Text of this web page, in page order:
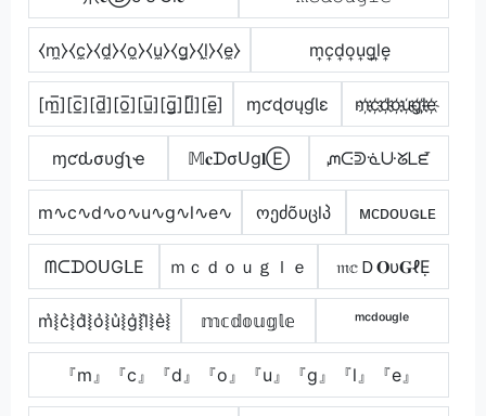
⧼m̼⧽⧼c̼⧽⧼d̼⧽⧼o̼⧽⧼u̼⧽⧼g̼⧽⧼l̼⧽⧼e̼⧽ m͎c͎d͎o͎u͎g͎l͎e͎
[m̲̅][c̲̅][d̲̅][o̲̅][u̲̅][g̲̅][l̲̅][e̲̅] ɱƈɖơųɠƖɛ m҉c҉d҉o҉u҉g҉l҉e҉
ɱƈԃσυɠʅҽ 𝕄𝐜ᗪσᑌg𝐥Ⓔ ᘻᑢᕲᓍᑘᘜᒪᘿ
m∿c∿d∿o∿u∿g∿l∿e∿ ოეძõυცlპ ᴍᴄᴅᴏᴜɢʟᴇ
ᗰᑕᗪOᑌGᒪE ｍｃｄｏｕｇｌｅ 𝔪𝕔Ｄ𝐎υ𝐆ℓẸ
m͛⦚c͛⦚d͛⦚o͛⦚u͛⦚g͛⦚l͛⦚e͛⦚ 𝕞𝕔𝕕𝕠𝕦𝕘𝕝𝕖 ᵐᶜᵈᵒᵘᵍˡᵉ
『m』『c』『d』『o』『u』『g』『l』『e』